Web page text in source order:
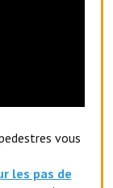
vous
les pas de